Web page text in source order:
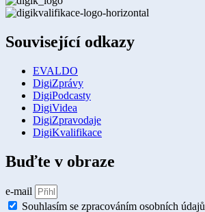
Související odkazy
EVALDO
DigiZprávy
DigiPodcasty
DigiVidea
DigiZpravodaje
DigiKvalifikace
Buďte v obraze
e-mail
Souhlasím se zpracováním osobních údajů